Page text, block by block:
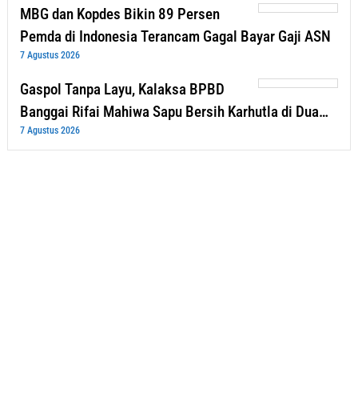
MBG dan Kopdes Bikin 89 Persen
Pemda di Indonesia Terancam Gagal Bayar Gaji ASN
7 Agustus 2026
Gaspol Tanpa Layu, Kalaksa BPBD
Banggai Rifai Mahiwa Sapu Bersih Karhutla di Dua…
7 Agustus 2026